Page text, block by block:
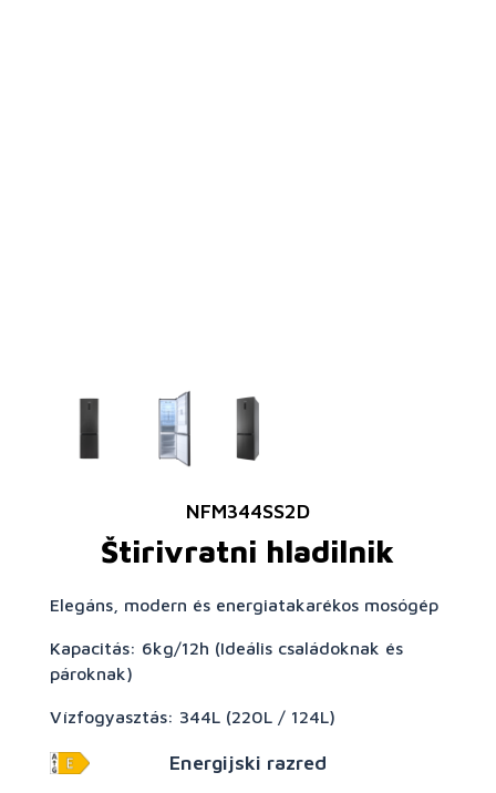
NFM344SS2D
Štirivratni hladilnik
Elegáns, modern és energiatakarékos mosógép
Kapacitás: 6kg/12h (Ideális családoknak és
pároknak)
Vízfogyasztás: 344L (220L / 124L)
Energijski razred